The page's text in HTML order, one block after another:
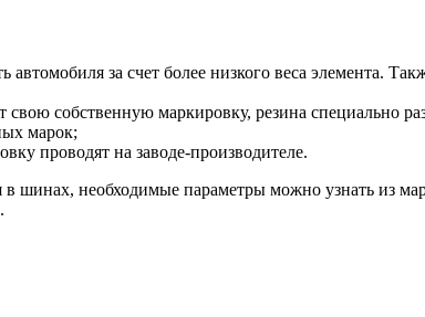
за счет более низкого веса элемента.
собственную маркировку, резина специально
марок;
проводят на заводе-производителе.
в шинах, необходимые параметры можно узнать из